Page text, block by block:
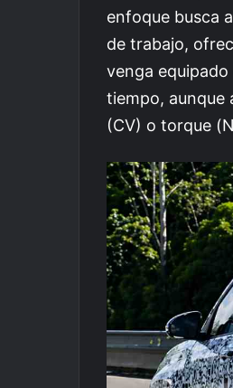
enfoque busca
de trabajo,
venga
tiempo, aunque
(CV) o torque